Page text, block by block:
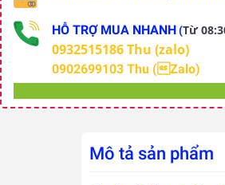
HỖ TRỢ MUA NHANH(Từ
0932515186 Thu (zalo)
0902699103 Thu (Zalo)
Mô tả sản phẩm